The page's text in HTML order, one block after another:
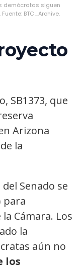
demócratas siguen
BTC_Archive.
SB1373, que
Arizona
la
Senado se
para
Cámara. Los
la
aún no
los